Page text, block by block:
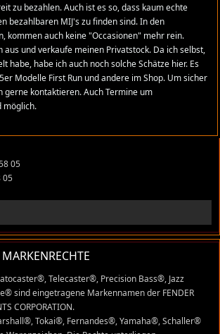
05
05
Telecaster®, Precision Bass®, Jazz
sind eingetragene Markennamen der FENDER
CORPORATION.
Tokai®, Fernandes®, Yamaha®, Schaller®
zu bezahlen. Auch ist es so, dass kaum echte
bezahlbaren MIJ's zu finden sind. In den
kommen auch keine "Occasionen" mehr rein.
und verkaufe meinen Privatstock. Da ich selbst,
habe, habe ich auch noch solche Schätze hier. Es
Modelle First Run und andere im Shop. Um sicher
gerne kontaktieren. Auch Termine um
möglich.